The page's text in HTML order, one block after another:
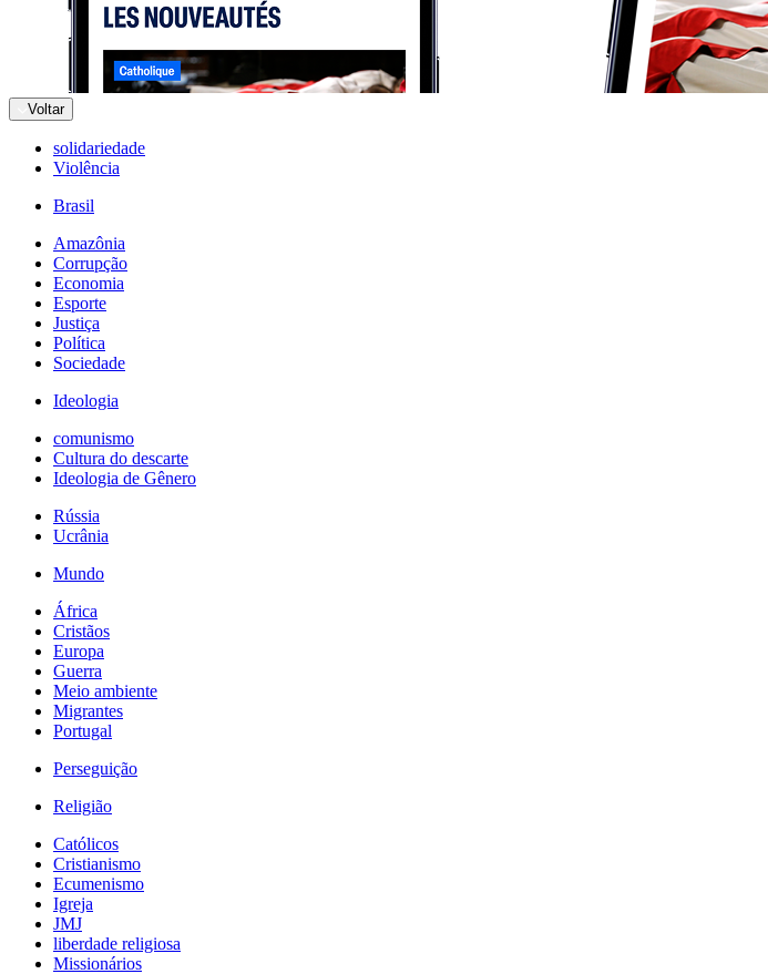
Voltar
solidariedade
Violência
Brasil
Amazônia
Corrupção
Economia
Esporte
Justiça
Política
Sociedade
Ideologia
comunismo
Cultura do descarte
Ideologia de Gênero
Rússia
Ucrânia
Mundo
África
Cristãos
Europa
Guerra
Meio ambiente
Migrantes
Portugal
Perseguição
Religião
Católicos
Cristianismo
Ecumenismo
Igreja
JMJ
liberdade religiosa
Missionários